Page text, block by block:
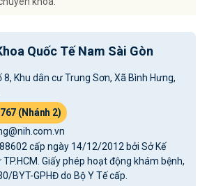
Quốc Tế Nam Sài Gòn
Khu dân cư Trung Sơn, Xã Bình Hưng,
(Nhánh 2)
cấp ngày 14/12/2012 bởi Sở Kế
Giấy phép hoạt động khám bệnh,
BYT-GPHĐ do Bộ Y Tế cấp.